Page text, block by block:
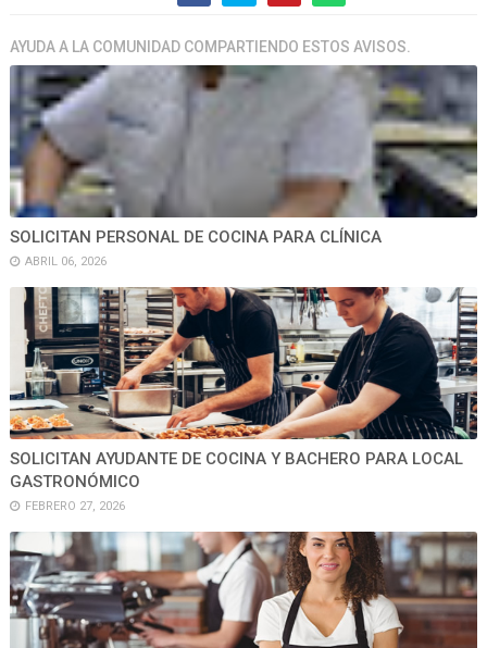
AYUDA A LA COMUNIDAD COMPARTIENDO ESTOS AVISOS.
SOLICITAN PERSONAL DE COCINA PARA CLÍNICA
ABRIL 06, 2026
SOLICITAN AYUDANTE DE COCINA Y BACHERO PARA LOCAL
GASTRONÓMICO
FEBRERO 27, 2026